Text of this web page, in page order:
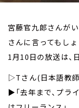
宮藤官九郎さんが
さんに言ってもしょ
1月10日の放送は、
▷Tさん(日本語教
▶︎「去年まで、プラ